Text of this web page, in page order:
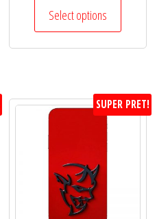
Select options
SUPER PRET!